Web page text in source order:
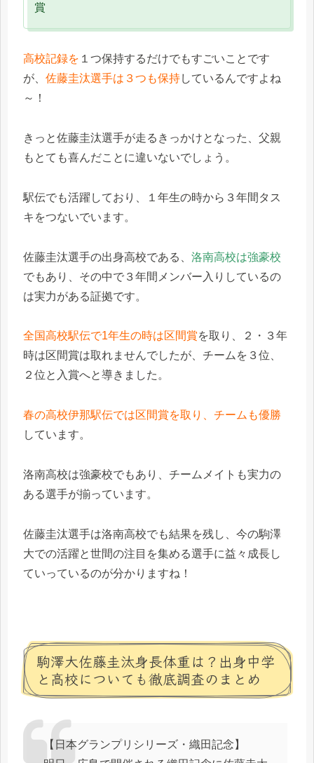
賞
高校記録を １つ保持するだけでもすごいことです
が、 佐藤圭汰選手は３つも保持しているんですよね
～！
きっと佐藤圭汰選手が走るきっかけとなった、父親
もとても喜んだことに違いないでしょう。
駅伝でも活躍しており、１年生の時から３年間タス
キをつないでいます。
佐藤圭汰選手の出身高校である、 洛南高校は強豪校
でもあり、その中で３年間メンバー入りしているの
は実力がある証拠です。
全国高校駅伝で1年生の時は区間賞を取り、２・３年
時は区間賞は取れませんでしたが、チームを３位、
２位と入賞へと導きました。
春の高校伊那駅伝では区間賞を取り、チームも優勝
しています。
洛南高校は強豪校でもあり、チームメイトも実力の
ある選手が揃っています。
佐藤圭汰選手は洛南高校でも結果を残し、今の駒澤
大での活躍と世間の注目を集める選手に益々成長し
ていっているのが分かりますね！
駒澤大佐藤圭汰身長体重は？出身中学
と高校についても徹底調査のまとめ
【日本グランプリシリーズ・織田記念】